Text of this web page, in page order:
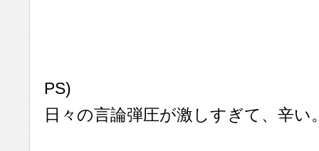
PS)
日々の言論弾圧が激しすぎて、辛い